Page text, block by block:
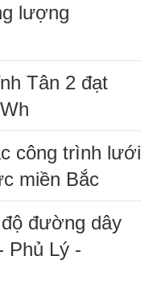
lượng
Tân 2 đạt
công trình lưới
miền Bắc
đường dây
Phủ Lý -